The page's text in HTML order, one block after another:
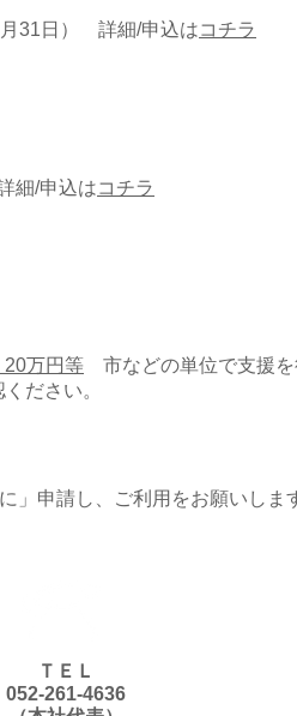
31日） 詳細/申込はコチラ
細/申込はコチラ
万円等 市などの単位で支援
ください。
」申請し、ご利用をお願いしま
ＴＥＬ
052-261-4636